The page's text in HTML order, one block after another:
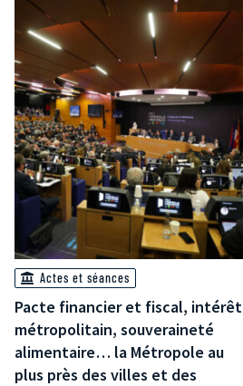
Actes et séances
Pacte financier et fiscal, intérêt
métropolitain, souveraineté
alimentaire… la Métropole au
plus près des villes et des